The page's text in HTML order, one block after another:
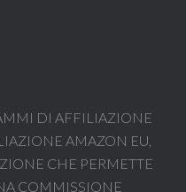
DI AFFILIAZIONE
AMAZON EU,
CHE PERMETTE
COMMISSIONE